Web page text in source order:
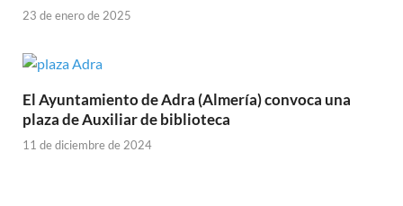
23 de enero de 2025
El Ayuntamiento de Adra (Almería) convoca una
plaza de Auxiliar de biblioteca
11 de diciembre de 2024